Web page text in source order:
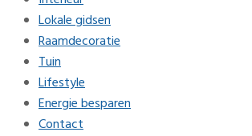
Lokale gidsen
Raamdecoratie
Tuin
Lifestyle
Energie besparen
Contact